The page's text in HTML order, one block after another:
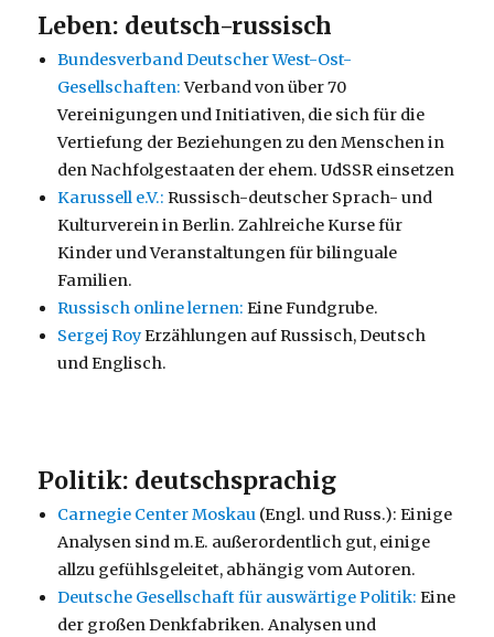
Leben: deutsch-russisch
Bundesverband Deutscher West-Ost-
Gesellschaften:Verband von über 70
Vereinigungen und Initiativen, die sich für die
Vertiefung der Beziehungen zu den Menschen in
den Nachfolgestaaten der ehem. UdSSR einsetzen
Karussell e.V.: Russisch-deutscher Sprach- und
Kulturverein in Berlin. Zahlreiche Kurse für
Kinder und Veranstaltungen für bilinguale
Familien.
Russisch online lernen: Eine Fundgrube.
Sergej RoyErzählungen auf Russisch, Deutsch
und Englisch.
Politik: deutschsprachig
Carnegie Center Moskau (Engl. und Russ.): Einige
Analysen sind m.E. außerordentlich gut, einige
allzu gefühlsgeleitet, abhängig vom Autoren.
Deutsche Gesellschaft für auswärtige Politik: Eine
der großen Denkfabriken. Analysen und